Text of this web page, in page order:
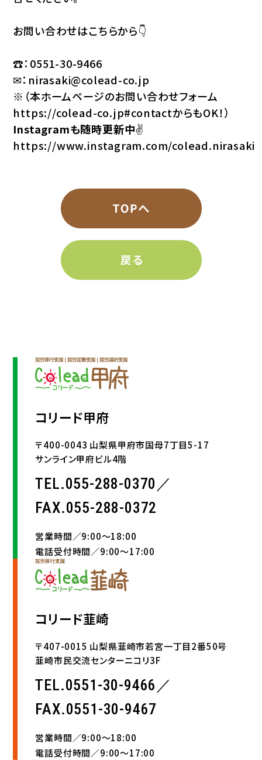
お問い合わせはこちらから👇
☎： 0551-30-9466
✉： nirasaki@colead-co.jp
※（本ホームページのお問い合わせフォーム
https://colead-co.jp#contactからもOK！）
Instagramも随時更新中✌️
https://www.instagram.com/colead.nirasaki
コリード甲府
〒400-0043 山梨県甲府市国母7丁目5-17
サンライン甲府ビル4階
TEL.055-288-0370／
FAX.055-288-0372
営業時間／9:00〜18:00
電話受付時間／9:00〜17:00
コリード韮崎
〒407-0015 山梨県韮崎市若宮一丁目2番50号
韮崎市民交流センターニコリ3F
TEL.0551-30-9466／
FAX.0551-30-9467
営業時間／9:00〜18:00
電話受付時間／9:00〜17:00